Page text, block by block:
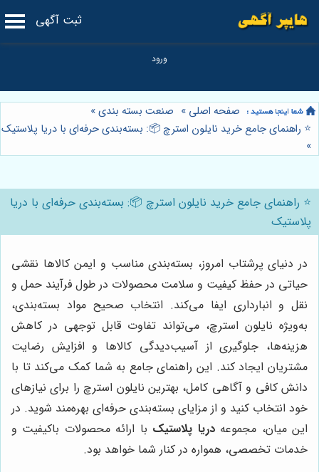
ثبت آگهی
صفحه اصلی » صنعت بسته بندی»
⭐️ راهنمای جامع خرید نایلون استرچ 📦: بسته‌بندی حرفه‌ای با دریا پلاستیک
»
⭐️ راهنمای جامع خرید نایلون استرچ 📦: بسته‌بندی حرفه‌ای با دریا
پلاستیک
در دنیای پرشتاب امروز، بسته‌بندی مناسب و ایمن کالاها نقشی
حیاتی در حفظ کیفیت و سلامت محصولات در طول فرآیند حمل و
نقل و انبارداری ایفا می‌کند. انتخاب صحیح مواد بسته‌بندی،
به‌ویژه نایلون استرچ، می‌تواند تفاوت قابل توجهی در کاهش
هزینه‌ها، جلوگیری از آسیب‌دیدگی کالاها و افزایش رضایت
مشتریان ایجاد کند. این راهنمای جامع به شما کمک می‌کند تا با
دانش کافی و آگاهی کامل، بهترین نایلون استرچ را برای نیازهای
خود انتخاب کنید و از مزایای بسته‌بندی حرفه‌ای بهره‌مند شوید. در
این میان، مجموعهدریا پلاستیک با ارائه محصولات باکیفیت و
خدمات تخصصی، همواره در کنار شما خواهد بود.